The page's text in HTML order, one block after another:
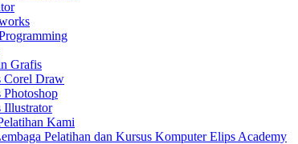
Grafis
Corel Draw
Photoshop
Illustrator
Kami
Pelatihan dan Kursus Komputer Elips Academy